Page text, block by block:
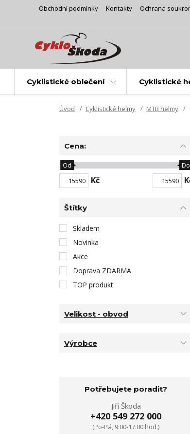
Obchodní podmínky Kontakty Ochrana
Cyklistické oblečení Cyklistické
Úvod Cyklistické helmy MTB helmy
Cena:
Kč
Od Do
Štítky
Skladem
Novinka
Akce
Doprava ZDARMA
TOP produkt
Velikost - obvod
Výrobce
Potřebujete poradit?
Jiří Škoda
+420 549 272 000
(Po-Pá, 9:00-17:00 hod.)